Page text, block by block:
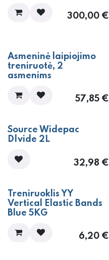
300,00€
Asmeninė laipiojimo
treniruotė, 2
asmenims
57,85€
Source Widepac
D|vide 2L
32,98 €
Treniruoklis YY
Vertical Elastic Bands
Blue 5KG
6,20€